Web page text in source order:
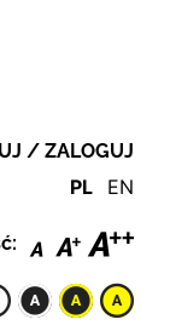
/ ZALOGUJ
PL EN